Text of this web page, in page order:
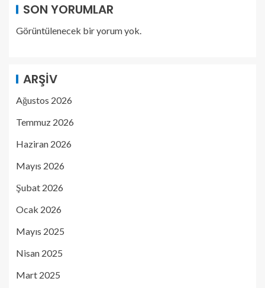
SON YORUMLAR
Görüntülenecek bir yorum yok.
ARŞIV
Ağustos 2026
Temmuz 2026
Haziran 2026
Mayıs 2026
Şubat 2026
Ocak 2026
Mayıs 2025
Nisan 2025
Mart 2025